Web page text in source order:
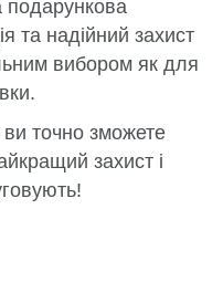
подарункова
та надійний захист
вибором як для
точно зможете
захист і